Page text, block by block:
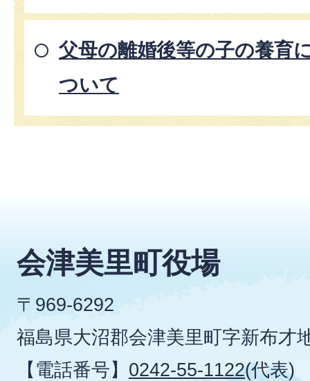
父母の離婚後等の子の養育
ついて
会津美里町役場
〒969-6292
福島県大沼郡会津美里町字新布才
【電話番号】 0242-55-1122(代表)